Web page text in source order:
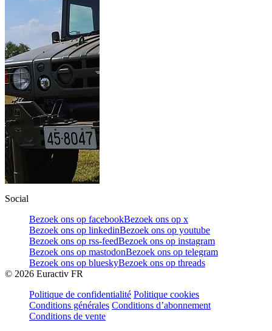
Social
Bezoek ons op facebookBezoek ons op x
Bezoek ons op linkedinBezoek ons op youtube
Bezoek ons op rss-feedBezoek ons op instagram
Bezoek ons op mastodonBezoek ons op telegram
Bezoek ons op blueskyBezoek ons op threads
© 2026 Euractiv FR
Politique de confidentialité Politique cookies
Conditions générales Conditions d’abonnement
Conditions de vente